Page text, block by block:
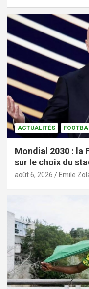
ACTUALITÉS
Mondial 2030 : la
sur le choix du
août 6, 2026 Emile